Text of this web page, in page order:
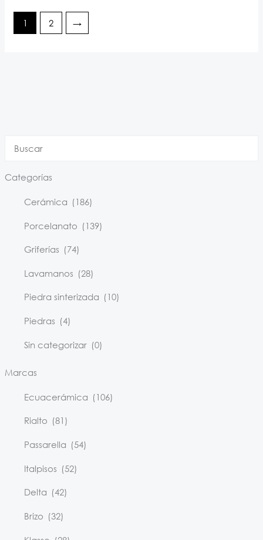
Categorías
Cerámica (186)
Porcelanato (139)
Griferías (74)
Lavamanos (28)
Piedra sinterizada (10)
Piedras (4)
Sin categorizar (0)
Marcas
Ecuacerámica (106)
Rialto (81)
Passarella (54)
Italpisos (52)
Delta (42)
Brizo (32)
1 2 →